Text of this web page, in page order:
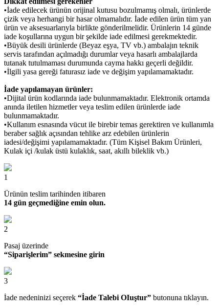
•İade edilecek ürünün orijinal kutusu bozulmamış olmalı, ürünlerde
çizik veya herhangi bir hasar olmamalıdır. İade edilen ürün tüm yan
ürün ve aksesuarlarıyla birlikte gönderilmelidir. Ürünlerin 14 günde
iade koşullarına uygun bir şekilde iade edilmesi gerekmektedir.
•Büyük desili ürünlerde (Beyaz eşya, TV vb.) ambalajın teknik
servis tarafından açılmadığı durumlar veya hasarlı ambalajlarda
tutanak tutulmaması durumunda cayma hakkı geçerli değildir.
•İlgili yasa gereği faturasız iade ve değişim yapılamamaktadır.
İade yapılamayan ürünler:
•Dijital ürün kodlarında iade bulunmamaktadır. Elektronik ortamda
anında iletilen hizmetler veya teslim edilen ürünlerde iade
bulunmamaktadır.
•Kullanım esnasında vücut ile birebir temas gerektiren ve kullanımla
beraber sağlık açısından tehlike arz edebilen ürünlerin
iadesi/değişimi yapılamamaktadır. (Tüm Kişisel Bakım Ürünleri,
Kulak içi /kulak üstü kulaklık, saat, akıllı bileklik vb.)
1
Ürünün teslim tarihinden itibaren
14 gün geçmediğine emin olun.
2
Pasaj üzerinde
“Siparişlerim” sekmesine girin
3
İade nedeninizi seçerek “İade Talebi OIuştur” butonuna tıklayın.